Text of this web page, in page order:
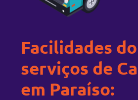
Facilidades
serviços de
em Paraíso: